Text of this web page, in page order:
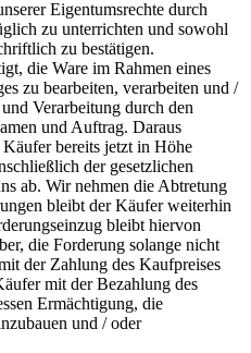
Eigentumsrechte durch
zu unterrichten und sowohl
zu bestätigen.
die Ware im Rahmen eines
zu bearbeiten, verarbeiten und /
Verarbeitung durch den
und Auftrag. Daraus
bereits jetzt in Höhe
der gesetzlichen
ab. Wir nehmen die Abtretung
bleibt der Käufer weiterhin
bleibt hiervon
die Forderung solange nicht
der Zahlung des Kaufpreises
mit der Bezahlung des
Ermächtigung, die
und / oder